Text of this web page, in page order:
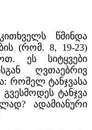
წმინდა
(რომ. 8, 19-23)
ეს სიტყვები
ღვთაებრივ
რომელ ტანჯვასა
ტანჯვა
ადამიანური